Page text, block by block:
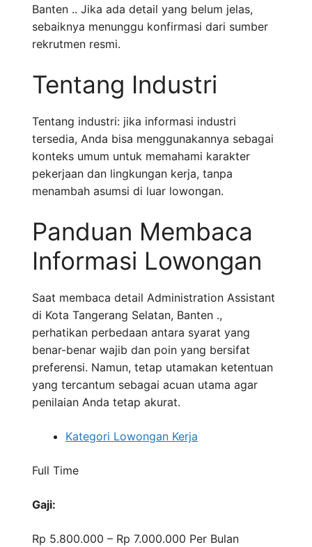
Banten .. Jika ada detail yang belum jelas,
sebaiknya menunggu konfirmasi dari sumber
rekrutmen resmi.
Tentang Industri
Tentang industri: jika informasi industri
tersedia, Anda bisa menggunakannya sebagai
konteks umum untuk memahami karakter
pekerjaan dan lingkungan kerja, tanpa
menambah asumsi di luar lowongan.
Panduan Membaca
Informasi Lowongan
Saat membaca detail Administration Assistant
di Kota Tangerang Selatan, Banten .,
perhatikan perbedaan antara syarat yang
benar-benar wajib dan poin yang bersifat
preferensi. Namun, tetap utamakan ketentuan
yang tercantum sebagai acuan utama agar
penilaian Anda tetap akurat.
Kategori Lowongan Kerja
Full Time
Gaji:
Rp 5.800.000 – Rp 7.000.000 Per Bulan